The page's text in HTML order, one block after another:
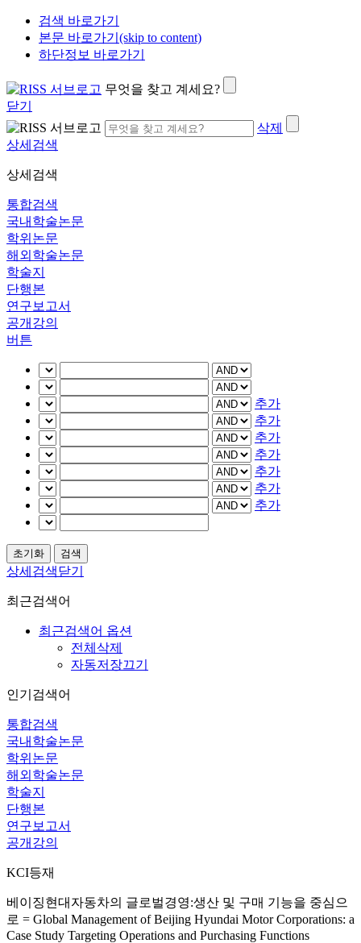
검색 바로가기
본문 바로가기(skip to content)
하단정보 바로가기
무엇을 찾고 계세요?
닫기
삭제
상세검색
상세검색
통합검색
국내학술논문
학위논문
해외학술논문
학술지
단행본
연구보고서
공개강의
버튼
추가
추가
추가
추가
추가
추가
추가
상세검색닫기
최근검색어
최근검색어 옵션
전체삭제
자동저장끄기
인기검색어
통합검색
국내학술논문
학위논문
해외학술논문
학술지
단행본
연구보고서
공개강의
KCI등재
베이징현대자동차의 글로벌경영:생산 및 구매 기능을 중심으
로 = Global Management of Beijing Hyundai Motor Corporations: a
Case Study Targeting Operations and Purchasing Functions